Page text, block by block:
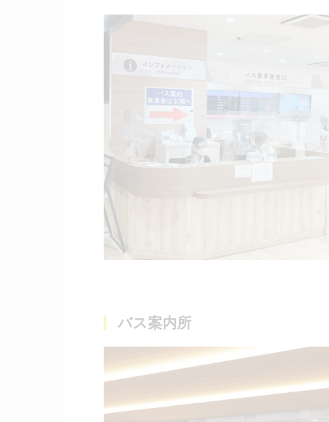
バス案内所